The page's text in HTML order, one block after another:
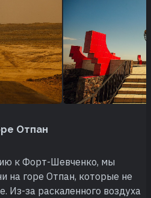
Отпан
к Форт-Шевченко, мы
на горе Отпан, которые не
Из-за раскаленного воздуха